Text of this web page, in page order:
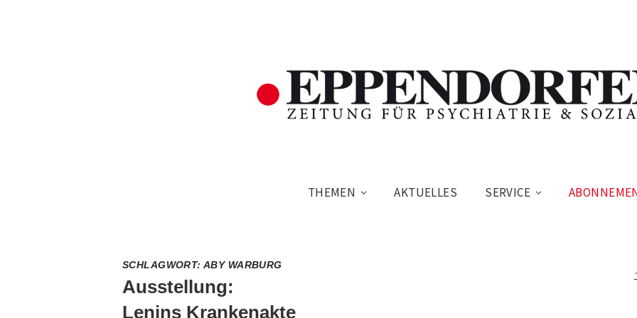
THEMEN AKTUELLES SERVICE
SCHLAGWORT:ABY WARBURG
Ausstellung:
Lenins Krankenakte